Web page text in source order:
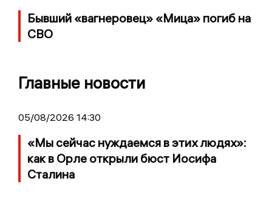
Бывший «вагнеровец» «Мица» погиб на
СВО
Главные новости
05/08/2026 14:30
«Мы сейчас нуждаемся в этих людях»:
как в Орле открыли бюст Иосифа
Сталина